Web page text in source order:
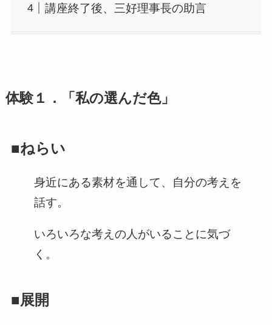
講座終了後、三好理事長の助言
体験１．「私の選んだ色」
■ねらい
身近にある素材を通して、自分の考えを
話す。
いろいろな考えの人がいることに気づ
く。
■展開